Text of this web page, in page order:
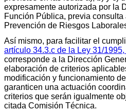
expresamente autorizada por la
Función Pública, previa
Prevención de Riesgos
Así mismo, para facilitar el
artículo 34.3.c de la Ley 31/
corresponde a la Dirección
elaboración de criterios
modificación y funcionamiento
garanticen una actuación
criterios que serán igualmente
citada Comisión Técnica.